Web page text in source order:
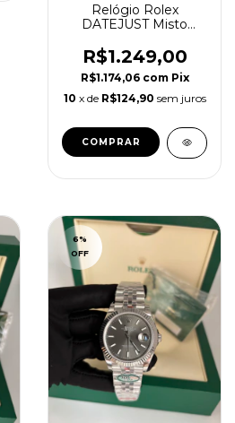
Relógio Rolex
DATEJUST Misto
R$1.249,00
R$1.174,06 com Pix
10 x de R$124,90 sem juros
COMPRAR
6%
OFF